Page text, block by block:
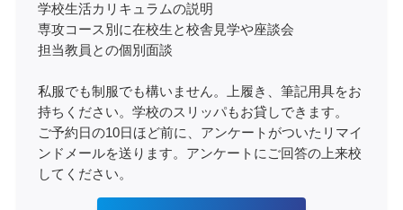
学校生活カリキュラムの説明
専攻コース別に在校生と校舎見学や座談会
担当教員との個別面談
私服でも制服でも構いません。上履き、筆記用具をお
持ちください。学校のスリッパもお貸しできます。
ご予約日の10日ほど前に、アンケートがついたリマイ
ンドメールを送ります。アンケートにご回答の上来校
してください。